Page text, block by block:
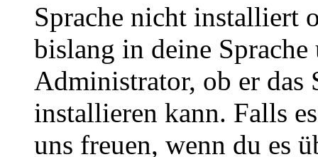
Sprache nicht installiert
bislang in deine
Administrator, ob er das
installieren kann. Falls
uns freuen, wenn du es